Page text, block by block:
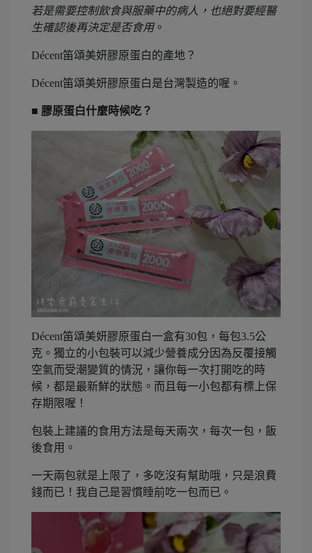
若是需要控制飲食與服藥中的病人，也絕對要經醫
生確認後再決定是否食用。
Décent笛頌美妍膠原蛋白的產地？
Décent笛頌美妍膠原蛋白是台灣製造的喔。
■ 膠原蛋白什麼時候吃？
Décent笛頌美妍膠原蛋白一盒有30包，每包3.5公
克。獨立的小包裝可以減少營養成分因為反覆接觸
空氣而受潮變質的情況，讓你每一次打開吃的時
候，都是最新鮮的狀態。而且每一小包都有標上保
存期限喔！
包裝上建議的食用方法是每天兩次，每次一包，飯
後食用。
一天兩包就是上限了，多吃沒有幫助哦，只是浪費
錢而已！我自己是習慣睡前吃一包而已。